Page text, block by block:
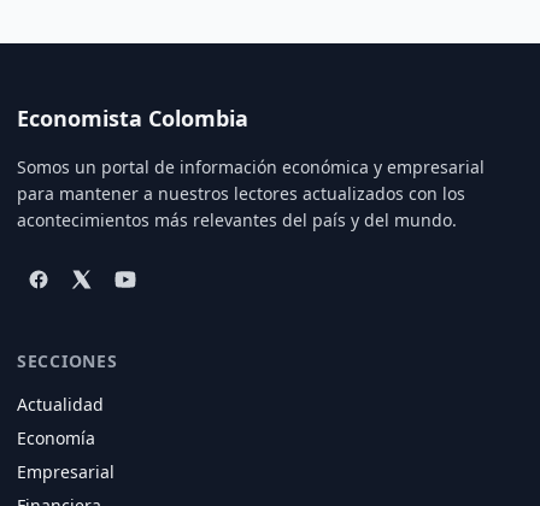
Economista Colombia
Somos un portal de información económica y empresarial
para mantener a nuestros lectores actualizados con los
acontecimientos más relevantes del país y del mundo.
SECCIONES
Actualidad
Economía
Empresarial